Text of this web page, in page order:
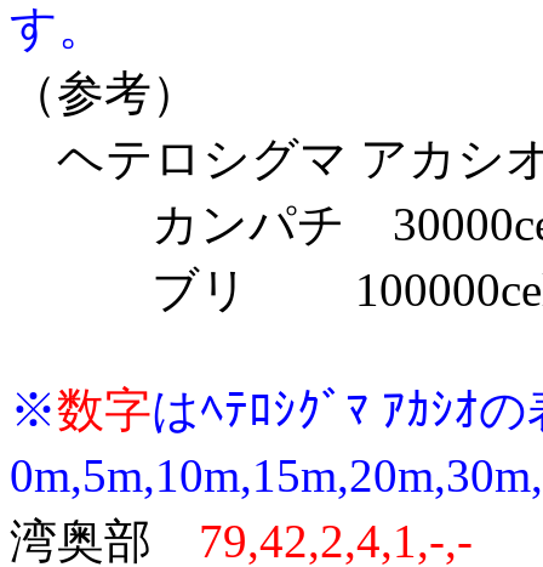
す。
（参考）
ヘテロシグマ アカシ
カンパチ
ブリ
※数字はﾍﾃﾛｼｸﾞﾏ ｱｶｼｵ
0m,5m,10
湾奥部 79,42,2,4,1,-,-